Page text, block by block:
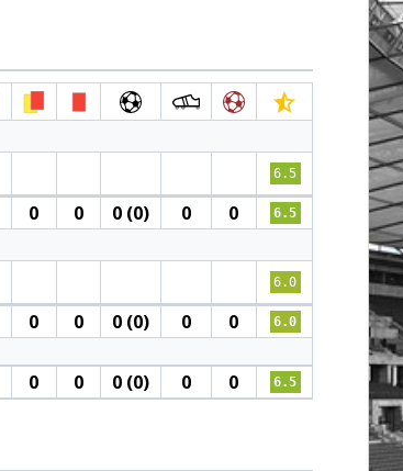
6.5
0 0 0 (0) 0 0 6.5
6.0
0 0 0 (0) 0 0 6.0
0 0 0 (0) 0 0 6.5